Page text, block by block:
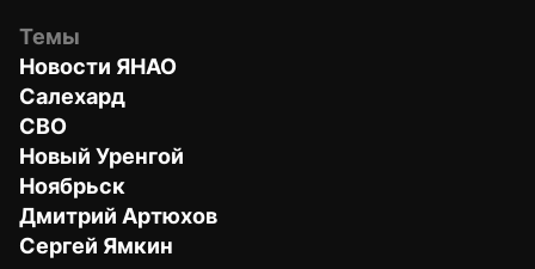
Темы
Новости ЯНАО
Салехард
СВО
Новый Уренгой
Ноябрьск
Дмитрий Артюхов
Сергей Ямкин